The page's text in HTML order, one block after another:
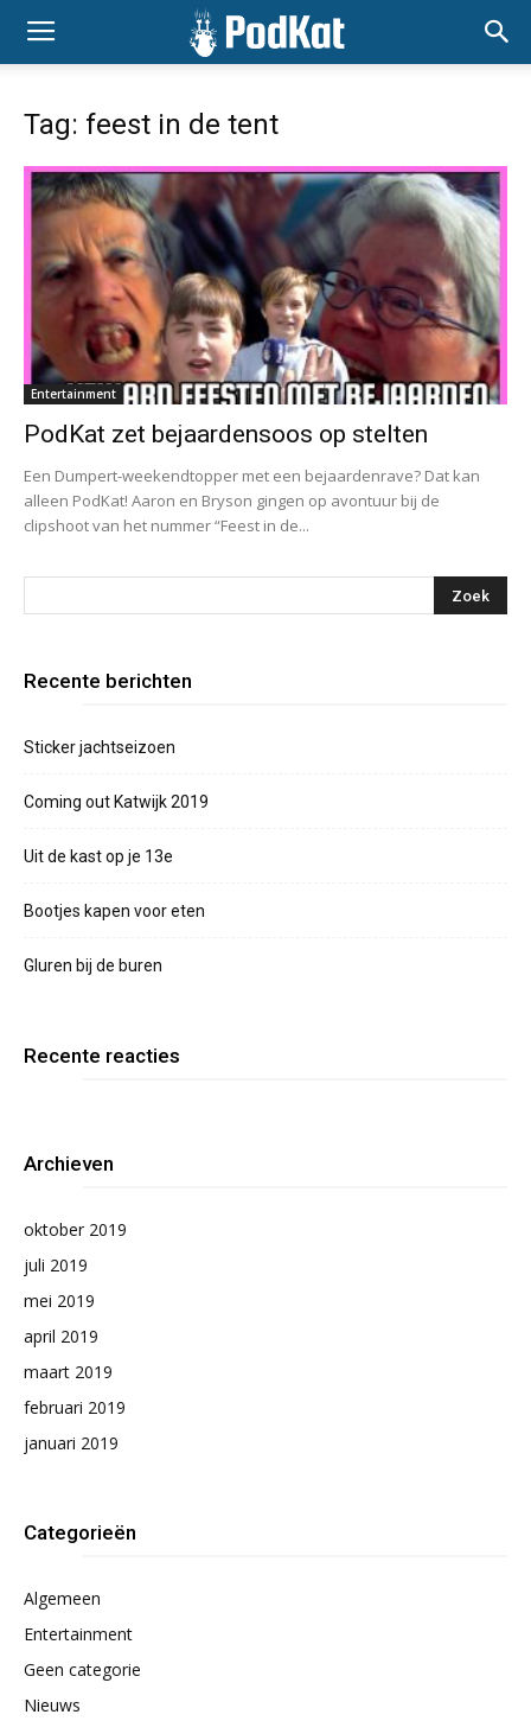
Tag: feest in de tent
Entertainment
PodKat zet bejaardensoos op stelten
Een Dumpert-weekendtopper met een bejaardenrave? Dat kan
alleen PodKat! Aaron en Bryson gingen op avontuur bij de
clipshoot van het nummer “Feest in de...
Recente berichten
Sticker jachtseizoen
Coming out Katwijk 2019
Uit de kast op je 13e
Bootjes kapen voor eten
Gluren bij de buren
Recente reacties
Archieven
oktober 2019
juli 2019
mei 2019
april 2019
maart 2019
februari 2019
januari 2019
Categorieën
Algemeen
Entertainment
Geen categorie
Nieuws